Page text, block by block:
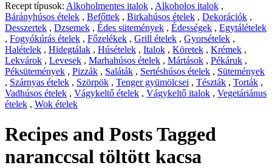
Recept típusok: Alkoholmentes italok , Alkoholos italok ,
Bárányhúsos ételek , Befőttek , Birkahúsos ételek , Dekorációk ,
Desszertek , Dzsemek , Édes sütemények , Édességek , Egytálételek
, Fogyókúrás ételek , Főzelékek , Grill ételek , Gyorsételek ,
Halételek , Hidegtálak , Húsételek , Italok , Köretek , Krémek ,
Lekvárok , Levesek , Marhahúsos ételek , Mártások , Pékáruk ,
Péksütemények , Pizzák , Saláták , Sertéshúsos ételek , Sütemények
, Szárnyas ételek , Szörpök , Tenger gyümölcsei , Tészták , Torták ,
Vadhúsos ételek , Vágykeltő ételek , Vágykeltő italok , Vegetáriánus
ételek , Wok ételek
Recipes and Posts Tagged
naranccsal töltött kacsa